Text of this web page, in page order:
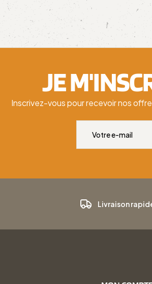
JE
Inscrivez-vous pour recevoir nos
Livraison